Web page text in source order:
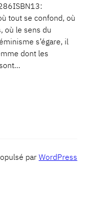
tout se confond, où
où le sens du
s’égare, il
dont les
parWordPress